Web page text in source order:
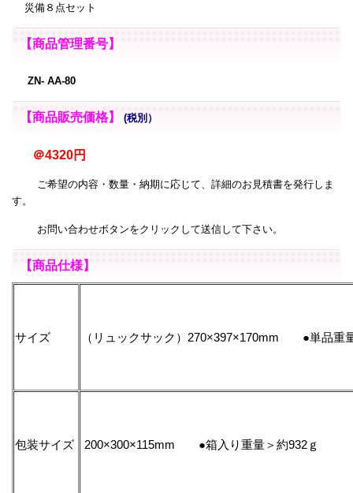
災備８点セット
【商品管理番号】
ZN- AA-80
【商品販売価格】 (税別）
＠4320円
ご希望の内容・数量・納期に応じて、詳細のお見積書を発行しま
す。
お問い合わせボタンをクリックして送信して下さい。
【商品仕様】
サイズ （リュックサック）270×397×170mm ●単品重
包装サイズ 200×300×115mm ●箱入り重量＞約932ｇ